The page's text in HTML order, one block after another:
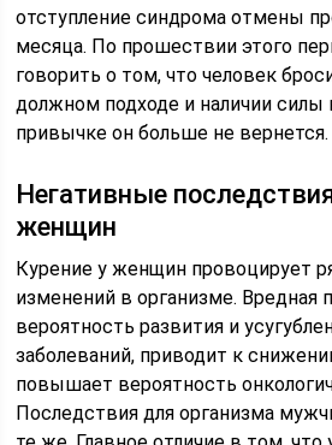
отступление синдрома отмены
месяца. По прошествии этого
говорить о том, что человек
должном подходе и наличии силы
привычке он больше не вернется.
Негативные
женщин
Курение у женщин провоцирует
изменений в организме. Вредная
вероятность развития и
заболеваний, приводит к
повышает вероятность
Последствия для организма